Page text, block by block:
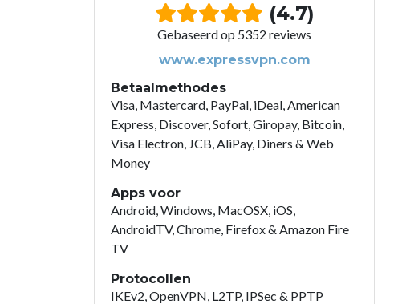
(4.7)
Gebaseerd op 5352 reviews
www.expressvpn.com
Betaalmethodes
Visa, Mastercard, PayPal, iDeal, American
Express, Discover, Sofort, Giropay, Bitcoin,
Visa Electron, JCB, AliPay, Diners & Web
Money
Apps voor
Android, Windows, MacOSX, iOS,
AndroidTV, Chrome, Firefox & Amazon Fire
TV
Protocollen
IKEv2, OpenVPN, L2TP, IPSec & PPTP